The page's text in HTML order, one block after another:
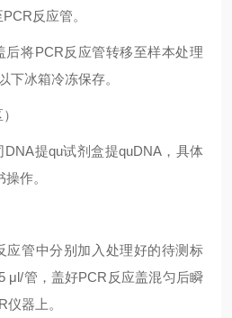
反应管。
后将PCR反应管转移至样本处理
下冰箱冷冻保存。
DNA提qu试剂盒提quDNA，具体
作。
应管中分别加入处理好的待测标
μl/管，盖好PCR反应盖混匀后瞬
器上。